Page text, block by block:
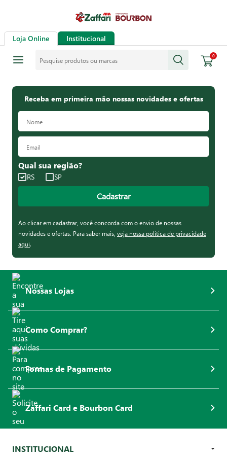
Loja Online Institucional
0
Receba em primeira mão nossas novidades e ofertas
Qual sua região?
RS SP
Cadastrar
Ao clicar em cadastrar, você concorda com o envio de nossas
novidades e ofertas. Para saber mais, veja nossa política de privacidade
aqui.
Nossas Lojas
Como Comprar?
Formas de Pagamento
Zaffari Card e Bourbon Card
INSTITUCIONAL